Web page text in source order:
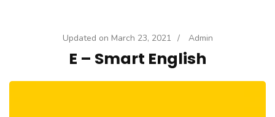
Updated on March 23, 2021 / Admin
E – Smart English